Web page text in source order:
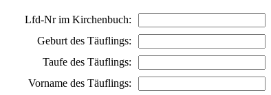
Lfd-Nr im Kirchenbuch:
Geburt des Täuflings:
Taufe des Täuflings:
Vorname des Täuflings: